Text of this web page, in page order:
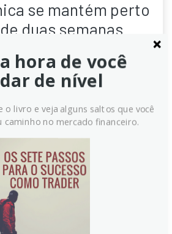
se mantém perto
duas semanas
ignoram dados
próxima de sua máxima
o iene, que se enfraquece
do Oriente Médio. Apesar
varejo britânico e da incerteza
a expectativa de um
Banco da Inglaterra em 2026.
hora de você
de nível
o livro e veja alguns saltos que você
caminho no mercado financeiro.